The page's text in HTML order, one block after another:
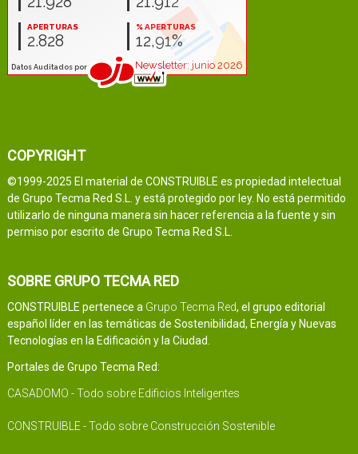
COPYRIGHT
©1999-2025 El material de CONSTRUIBLE es propiedad intelectual
de Grupo Tecma Red S.L. y está protegido por ley. No está permitido
utilizarlo de ninguna manera sin hacer referencia a la fuente y sin
permiso por escrito de Grupo Tecma Red S.L.
SOBRE GRUPO TECMA RED
CONSTRUIBLE pertenece a Grupo Tecma Red, el grupo editorial
español líder en las temáticas de Sostenibilidad, Energía y Nuevas
Tecnologías en la Edificación y la Ciudad.
Portales de Grupo Tecma Red:
CASADOMO - Todo sobre Edificios Inteligentes
CONSTRUIBLE - Todo sobre Construcción Sostenible